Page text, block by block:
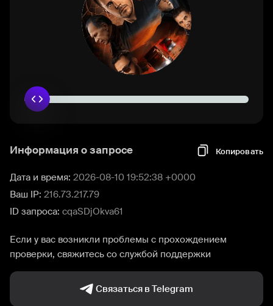
Информация о запросе Копировать
Дата и время: 2026-08-10 19:52:38 +0000
Ваш IP: 216.73.217.79
ID запроса: cqaSDjOkva61
Если у вас возникли проблемы с прохождением
проверки, свяжитесь со службой поддержки
Связаться в Telegram